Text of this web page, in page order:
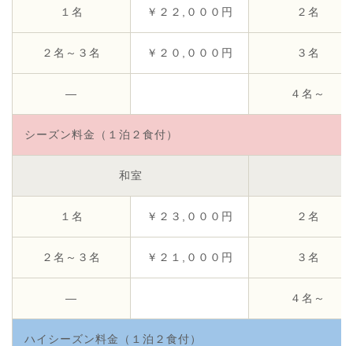
１名 ￥２２,０００円 ２名
２名～３名 ￥２０,０００円 ３名
― ４名～
シーズン料金（１泊２食付）
和室
１名 ￥２３,０００円 ２名
２名～３名 ￥２１,０００円 ３名
― ４名～
ハイシーズン料金（１泊２食付）